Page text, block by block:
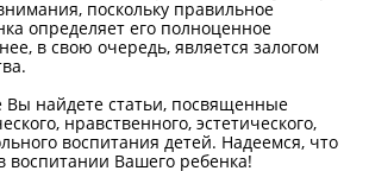
поскольку правильное
определяет его полноценное
в свою очередь, является залогом
Вы найдете статьи, посвященные
нравственного, эстетического,
воспитания детей. Надеемся, что
воспитании Вашего ребенка!